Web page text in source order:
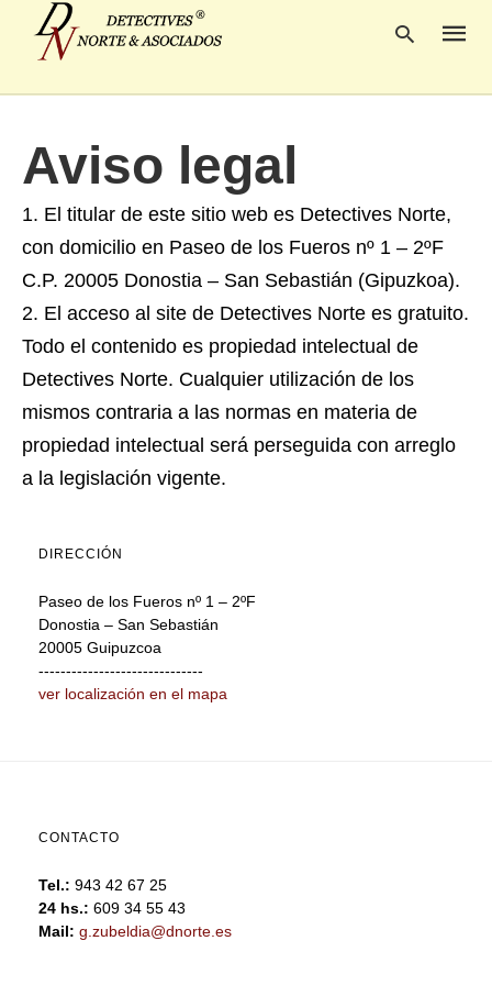
y
pulsa
Aviso legal
El titular de este sitio web es Detectives Norte,
con domicilio en Paseo de los Fueros nº 1 – 2ºF
C.P. 20005 Donostia – San Sebastián (Gipuzkoa).
El acceso al site de Detectives Norte es gratuito.
Todo el contenido es propiedad intelectual de
Detectives Norte. Cualquier utilización de los
mismos contraria a las normas en materia de
propiedad intelectual será perseguida con arreglo
a la legislación vigente.
DIRECCIÓN
Paseo de los Fueros nº 1 – 2ºF
Donostia – San Sebastián
20005 Guipuzcoa
------------------------------
ver localización en el mapa
CONTACTO
Tel.: 943 42 67 25
24 hs.: 609 34 55 43
Mail: g.zubeldia@dnorte.es